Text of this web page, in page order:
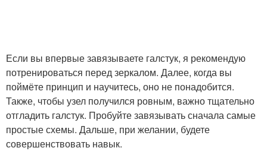
Если вы впервые завязываете галстук, я рекомендую
потренироваться перед зеркалом. Далее, когда вы
поймёте принцип и научитесь, оно не понадобится.
Также, чтобы узел получился ровным, важно тщательно
отгладить галстук. Пробуйте завязывать сначала самые
простые схемы. Дальше, при желании, будете
совершенствовать навык.